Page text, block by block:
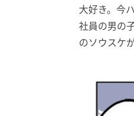
大好き。今
社員の男の
のソウスケ